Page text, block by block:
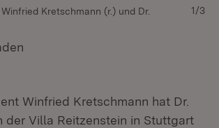
Kretschmann (r.) und Dr.
1/3
Winfried Kretschmann hat Dr.
der Villa Reitzenstein in Stuttgart